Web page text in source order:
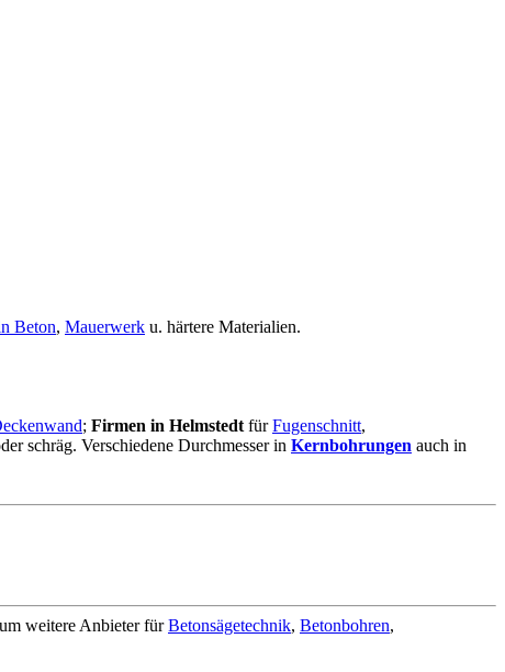
Beton, Mauerwerk u. härtere Materialien.
; Firmen in Helmstedt fürFugenschnitt,
schräg. Verschiedene Durchmesser in Kernbohrungen auch in
weitere Anbieter fürBetonsägetechnik, Betonbohren,